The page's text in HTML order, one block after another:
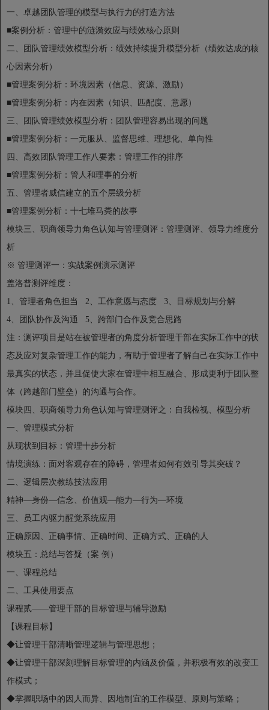
一、卓越团队管理的模型与执行力的打造方法
■案例分析：管理中的涟漪效应与绩效核心原则
二、团队管理绩效模型分析：绩效持续提升模型分析（绩效达成的核
心因素分析）
■管理案例分析：环境因素（信息、资源、激励）
■管理案例分析：内在因素（知识、匹配度、意愿）
三、团队管理绩效模型分析：团队管理容易出现的问题
■管理案例分析：一元服从、监督思维、理想化、单向性
四、高效团队管理工作八要素：管理工作的排序
■管理案例分析：管人和理事的分析
五、管理者威信建立的五个层级分析
■管理案例分析：十七堆马粪的故事
模块三、职商领导力角色认知与管理测评：管理测评、领导力维度分
析
※ 管理测评一：实战案例演示测评
盖洛普测评维度：
1、管理者角色担当 2、工作意愿与态度 3、目标规划与分解
4、团队协作及沟通 5、跨部门合作及竞合思路
注：测评项目是站在被管理者的角度分析管理干部在实际工作中的状
态及应对复杂管理工作的能力，有助于管理者了解自己在实际工作中
最真实的状态，并且促使大家在管理中相互融合、形成更利于团队整
体（跨越部门壁垒）的沟通与合作。
模块四、职商领导力角色认知与管理测评之：自我检视、模型分析
一、管理模式分析
从现状到目标：管理十步分析
情境演练：面对客观存在的障碍，管理者如何有效引导其突破？
二、逻辑层次教练技法应用
精神—身份—信念、价值观—能力—行为—环境
三、员工内驱力醒觉系统应用
正确原因、正确事情、正确时间、正确方式、正确的人
模块五：总结与答疑（案 例）
一、课程总结
二、工具使用要点
课程贰——管理干部的目标管理与辅导激励
【课程目标】
◆让管理干部清晰管理逻辑与管理思想；
◆让管理干部深刻理解目标管理的内涵及价值，并积极有效的改变工
作模式；
◆掌握职场中的因人而异、因地制宜的工作模型、原则与策略；